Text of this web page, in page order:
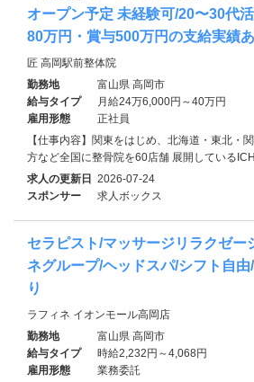
オープン予定 未経験可/20〜30代
80万円・賞与500万円の支給実績
匠 高岡駅前整体院
勤務地
富山県 高岡市
給与タイプ
月給24万6,000円～40万円
雇用形態
正社員
【仕事内容】関東をはじめ、北海道・東北・
方など全国に整骨院を60店舗 展開している
求人の更新日 2026-07-24
スポンサー
求人ボックス
セラピスト/マッサージリラクゼー
ネグループ/ヘッドスパ/シフト自
り
ラフィネ イオンモール高岡店
勤務地
富山県 高岡市
給与タイプ
時給2,232円～4,068円
雇用形態
業務委託